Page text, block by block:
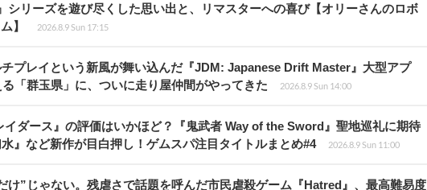
シリーズを遊び尽くした思い出と、リマスターへの喜び【オリーさんのロボ
】
2026.8.9 Sun 17:15
プレイという新風が舞い込んだ『JDM: Japanese Drift Master』大型アプ
「群玉県」に、ついに走り屋仲間がやってきた
2026.8.9 Sun 14:00
イダース』の評価はいかほど？『鬼武者 Way of the Sword』聖地巡礼に期待
』など新作が目白押し！ゲムスパ注目タイトルまとめ#4
2026.8.9 Sun 11:00
け”じゃない。残虐さで話題を呼んだ市民虐殺ゲーム『Hatred』、最高難易度